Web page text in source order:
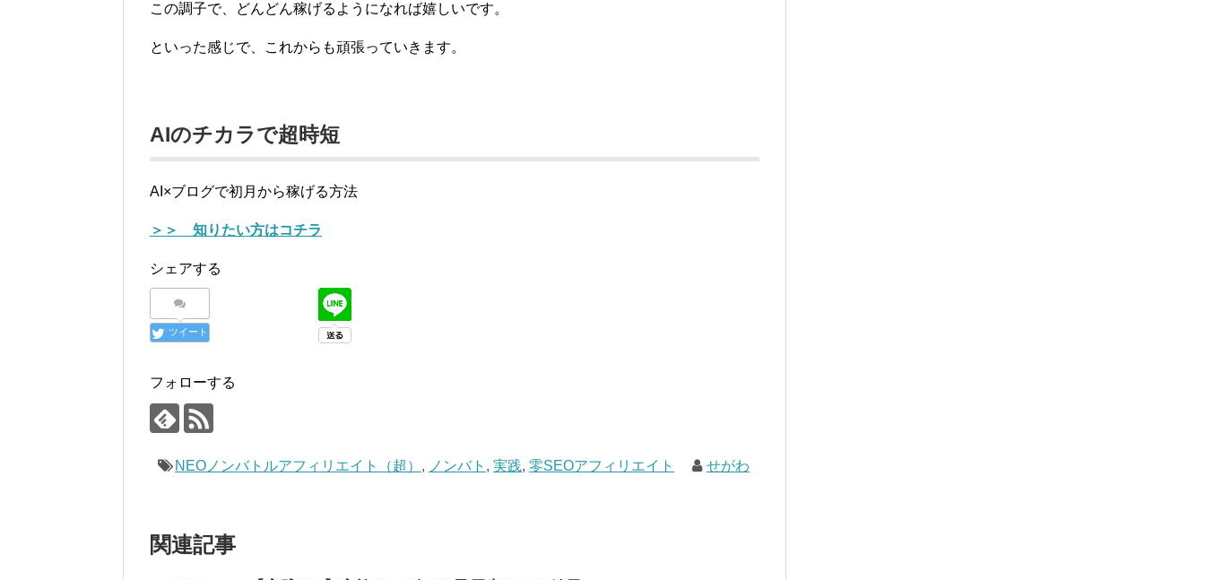
この調子で、どんどん稼げるようになれば嬉しいです。
といった感じで、これからも頑張っていきます。
AIのチカラで超時短
AI×ブログで初月から稼げる方法
＞＞ 知りたい方はコチラ
シェアする
ツイート
フォローする
NEOノンバトルアフィリエイト（超） , ノンバト ,実践,零SEOアフィリエイト せがわ
関連記事